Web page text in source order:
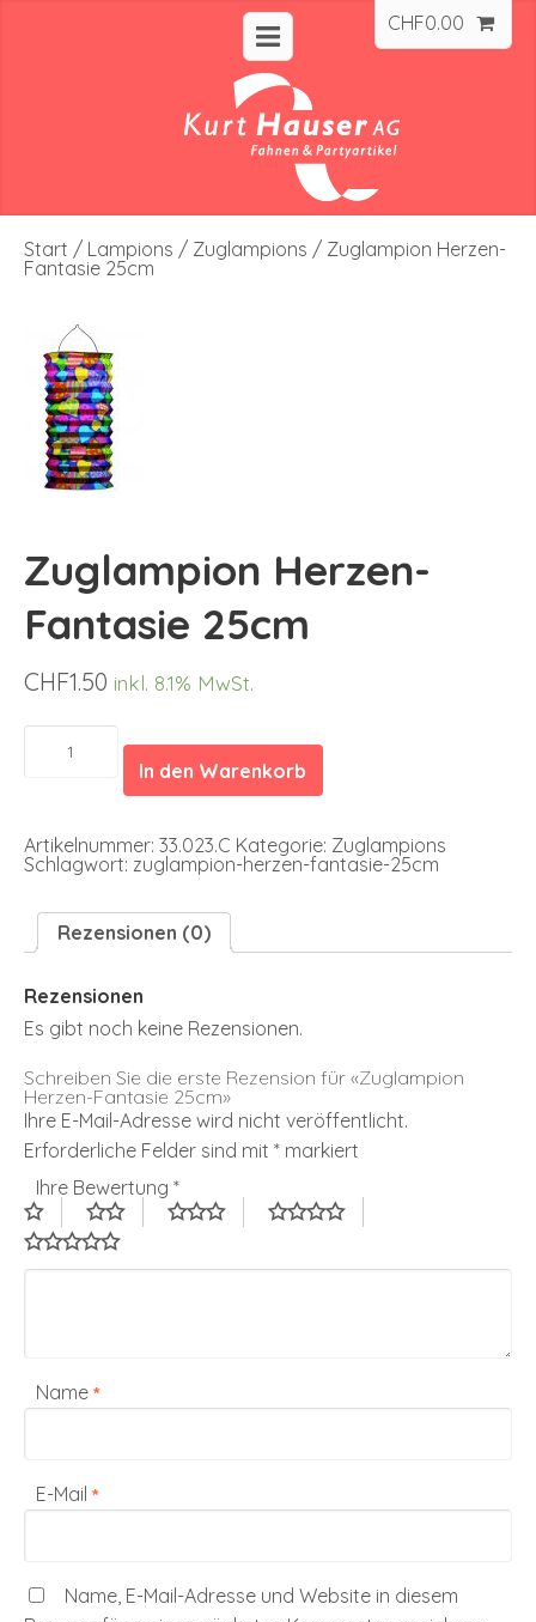
CHF0.00
Start / Lampions / Zuglampions / Zuglampion Herzen-
Fantasie 25cm
Zuglampion Herzen-
Fantasie 25cm
CHF1.50 inkl. 8.1% MwSt.
Zuglampion
Herzen-
Fantasie
In den Warenkorb
Artikelnummer: 33.023.C Kategorie: Zuglampions
Schlagwort: zuglampion-herzen-fantasie-25cm
Rezensionen (0)
Rezensionen
Es gibt noch keine Rezensionen.
Schreiben Sie die erste Rezension für «Zuglampion
Herzen-Fantasie 25cm»
Ihre E-Mail-Adresse wird nicht veröffentlicht.
Erforderliche Felder sind mit * markiert
Ihre Bewertung *
Name *
E-Mail *
Name, E-Mail-Adresse und Website in diesem